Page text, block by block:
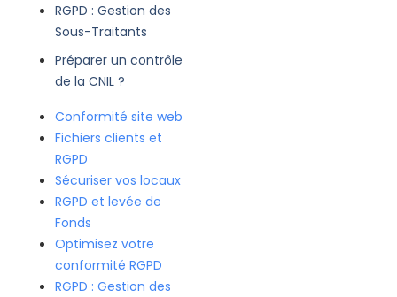
RGPD : Gestion des
Sous-Traitants
Préparer un contrôle
de la CNIL ?
Conformité site web
Fichiers clients et
RGPD
Sécuriser vos locaux
RGPD et levée de
Fonds
Optimisez votre
conformité RGPD
RGPD : Gestion des